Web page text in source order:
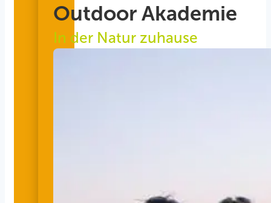
Outdoor Akademie
In der Natur zuhause